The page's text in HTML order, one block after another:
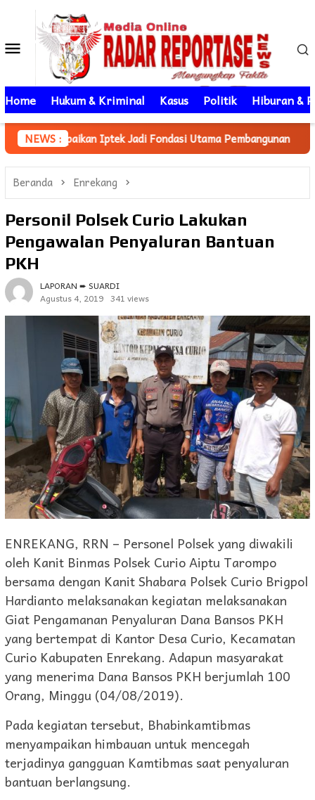
kontenMenu
Mobile
Home Hukum & Kriminal Kasus Politik Hiburan &
NEWS :
Jadi Fondasi Utama Pembangunan Mahasiswa
Beranda Enrekang
Personil Polsek Curio Lakukan
Pengawalan Penyaluran Bantuan
PKH
LAPORAN ➨ SUARDI
Agustus 4, 2019 341 views
ENREKANG, RRN – Personel Polsek yang diwakili
oleh Kanit Binmas Polsek Curio Aiptu Tarompo
bersama dengan Kanit Shabara Polsek Curio Brigpol
Hardianto melaksanakan kegiatan melaksanakan
Giat Pengamanan Penyaluran Dana Bansos PKH
yang bertempat di Kantor Desa Curio, Kecamatan
Curio Kabupaten Enrekang. Adapun masyarakat
yang menerima Dana Bansos PKH berjumlah 100
Orang, Minggu (04/08/2019).
Pada kegiatan tersebut, Bhabinkamtibmas
menyampaikan himbauan untuk mencegah
terjadinya gangguan Kamtibmas saat penyaluran
bantuan berlangsung.